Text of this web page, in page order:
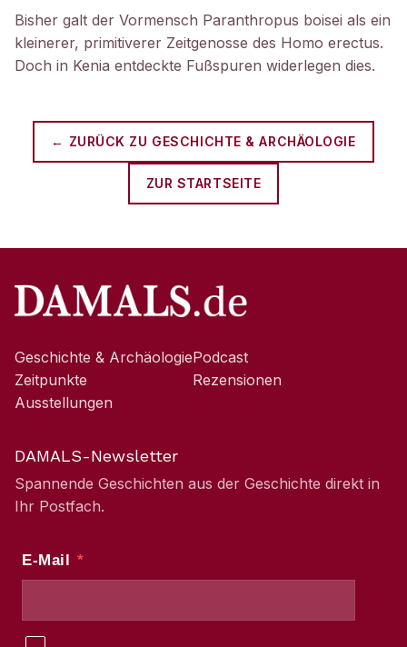
Bisher galt der Vormensch Paranthropus boisei als ein
kleinerer, primitiverer Zeitgenosse des Homo erectus.
Doch in Kenia entdeckte Fußspuren widerlegen dies.
← ZURÜCK ZU GESCHICHTE & ARCHÄOLOGIE
ZUR STARTSEITE
Geschichte & Archäologie
Zeitpunkte
Ausstellungen
Podcast
Rezensionen
DAMALS-Newsletter
Spannende Geschichten aus der Geschichte direkt in
Ihr Postfach.